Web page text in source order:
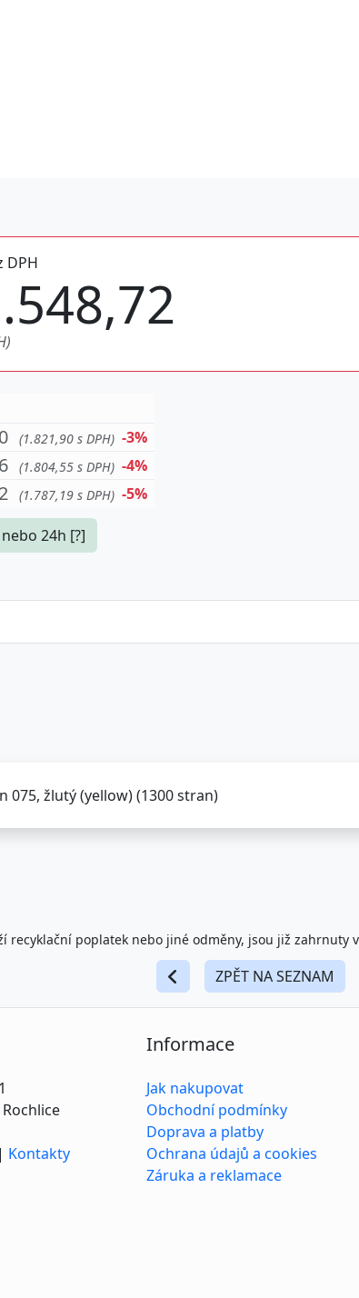
DPH
(1.821,90 s DPH) -3%
(1.804,55 s DPH) -4%
(1.787,19 s DPH) -5%
nebo 24h [?]
075, žlutý (yellow) (1300 stran)
recyklační poplatek nebo jiné odměny, jsou již zahrnuty
ZPĚT NA SEZNAM
| Kontakty
Informace
Jak nakupovat
Obchodní podmínky
Doprava a platby
Ochrana údajů a cookies
Záruka a reklamace